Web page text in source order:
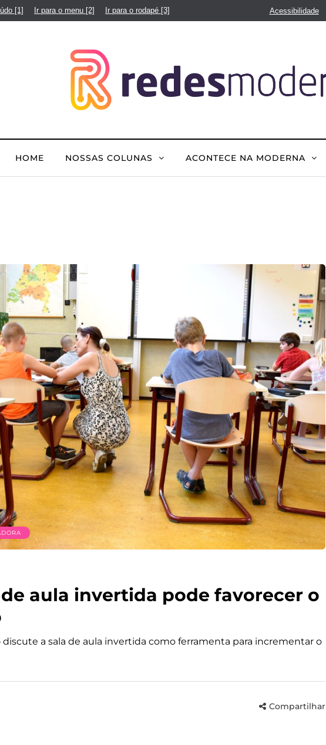
[1] Ir para o menu [2] Ir para o rodapé [3] Acessibilidade
HOME NOSSAS COLUNAS ACONTECE NA MODERNA
de aula invertida pode favorecer o
discute a sala de aula invertida como ferramenta para incrementar o
Compartilhar